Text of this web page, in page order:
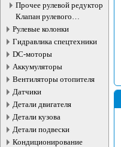
Прочее рулевой редуктор
Клапан рулевого
гидроцилиндра
Рулевые колонки
Гидравлика спецтехники
DC-моторы
Аккумуляторы
Вентиляторы отопителя
Датчики
Детали двигателя
Детали кузова
Детали подвески
Кондиционирование